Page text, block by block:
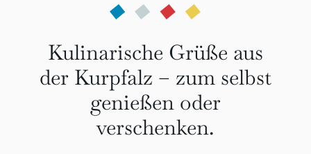
Kulinarische Grüße aus
der Kurpfalz – zum selbst
genießen oder
verschenken.